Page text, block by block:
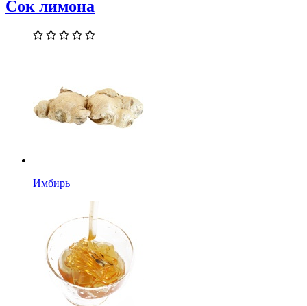
Сок лимона
Имбирь